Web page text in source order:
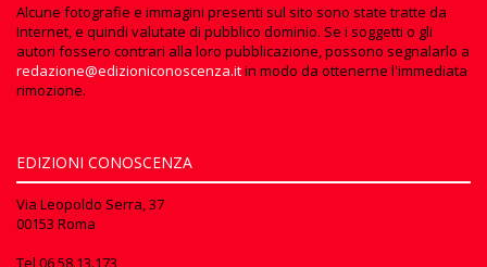
Alcune fotografie e immagini presenti sul sito sono state tratte da
Internet, e quindi valutate di pubblico dominio. Se i soggetti o gli
autori fossero contrari alla loro pubblicazione, possono segnalarlo a
redazione@edizioniconoscenza.itin modo da ottenerne l'immediata
rimozione.
EDIZIONI CONOSCENZA
Via Leopoldo Serra, 37
00153 Roma
Tel 06 58.13.173